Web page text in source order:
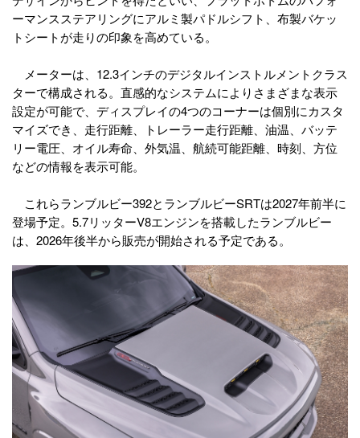
ーマンスステアリングにアルミ製パドルシフト、布製バケッ
トシートが走りの印象を高めている。
メーターは、12.3インチのデジタルインストルメントクラス
ターで構成される。直感的なシステムによりさまざまな表示
設定が可能で、ディスプレイの4つ​​のコーナーは個別にカスタ
マイズでき、走行距離、トレーラー走行距離、油温、バッテ
リー電圧、オイル寿命、外気温、航続可能距離、時刻、方位
などの情報を表示可能。
これらランブルビー392とランブルビーSRTは2027年前半に
登場予定。5.7リッターV8エンジンを搭載したランブルビー
は、2026年後半から販売が開始される予定である。